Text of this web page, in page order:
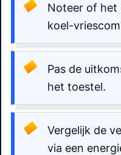
Noteer of het
koel-
Pas de
het toestel.
Vergelijk de
via een